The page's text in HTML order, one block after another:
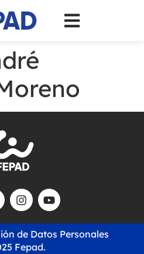
Fepad.
de Datos Personales